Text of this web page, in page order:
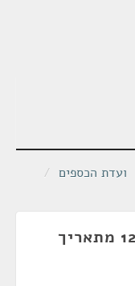
ועדת הכספים /
ישיבת ועדה של הכנסת ה-12 מתאריך